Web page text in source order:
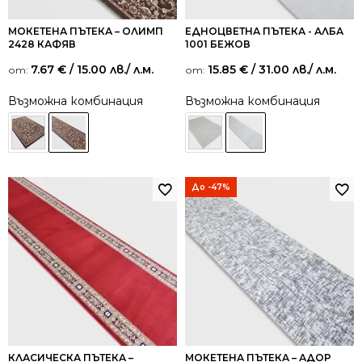
МОКЕТЕНА ПЪТЕКА – ОЛИМП
2428 КАФЯВ
от: 7.67 € / 15.00 лв./ л.м.
Възможна комбинация
ЕДНОЦВЕТНА ПЪТЕКА - АЛБА
1001 БЕЖОВ
от: 15.85 € / 31.00 лв./ л.м.
Възможна комбинация
КЛАСИЧЕСКА ПЪТЕКА –
До -47%
МОКЕТЕНА ПЪТЕКА – АДОР